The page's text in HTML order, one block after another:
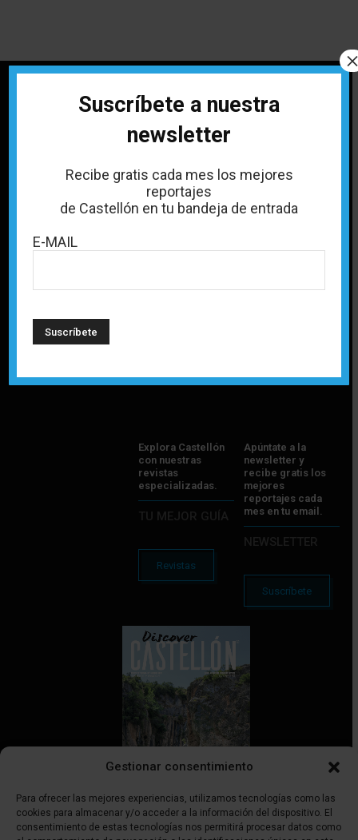
Gestionar consentimiento
Para ofrecer las mejores experiencias, utilizamos tecnologías como las
cookies para almacenar y/o acceder a la información del dispositivo. El
consentimiento de estas tecnologías nos permitirá procesar datos como
Política de privacidad
Política de Cookies
Explora Castellón
con nuestras
revistas
especializadas.
TU MEJOR GUÍA
Revistas
Apúntate a la
newsletter y
recibe gratis los
mejores
reportajes cada
mes en tu email.
NEWSLETTER
Suscríbete
Suscríbete a nuestra
newsletter
Recibe gratis cada mes los mejores
reportajes
de Castellón en tu bandeja de entrada
E-MAIL